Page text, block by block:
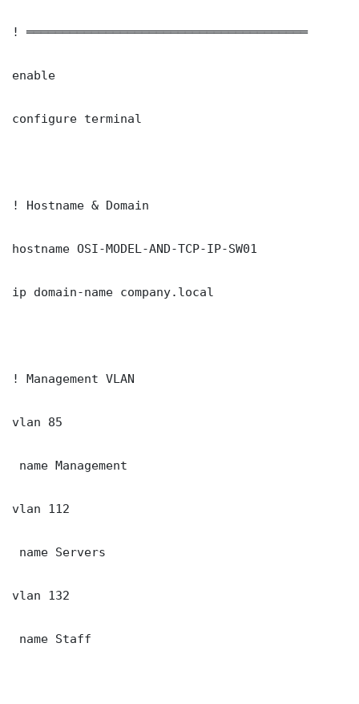
! ═══════════════════════════════════════
enable
configure terminal
! Hostname & Domain
hostname OSI-MODEL-AND-TCP-IP-SW01
ip domain-name company.local
! Management VLAN
vlan 85
name Management
vlan 112
name Servers
vlan 132
name Staff